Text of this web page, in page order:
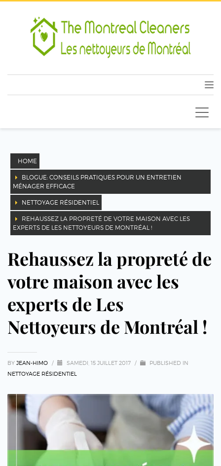
HOME
BLOGUE: CONSEILS PRATIQUES POUR UN ENTRETIEN
MÉNAGER EFFICACE
NETTOYAGE RÉSIDENTIEL
REHAUSSEZ LA PROPRETÉ DE VOTRE MAISON AVEC LES
EXPERTS DE LES NETTOYEURS DE MONTRÉAL !
Rehaussez la propreté de
votre maison avec les
experts de Les
Nettoyeurs de Montréal !
BY JEAN-HIMO / SAMEDI, 15 JUILLET 2017 /
PUBLISHED IN
NETTOYAGE RÉSIDENTIEL